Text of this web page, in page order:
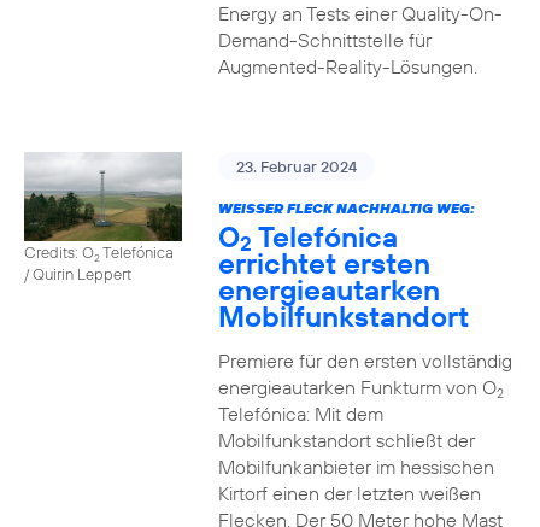
Energy an Tests einer Quality-On-
Demand-Schnittstelle für
Augmented-Reality-Lösungen.
Credits: O2Telefónica
/ Quirin Leppert
23. Februar 2024
WEISSER FLECK NACHHALTIG WEG:
O2 Telefónica
errichtet ersten
energieautarken
Mobilfunkstandort
Premiere für den ersten vollständig
energieautarken Funkturm von O2
Telefónica: Mit dem
Mobilfunkstandort schließt der
Mobilfunkanbieter im hessischen
Kirtorf einen der letzten weißen
Flecken. Der 50 Meter hohe Mast